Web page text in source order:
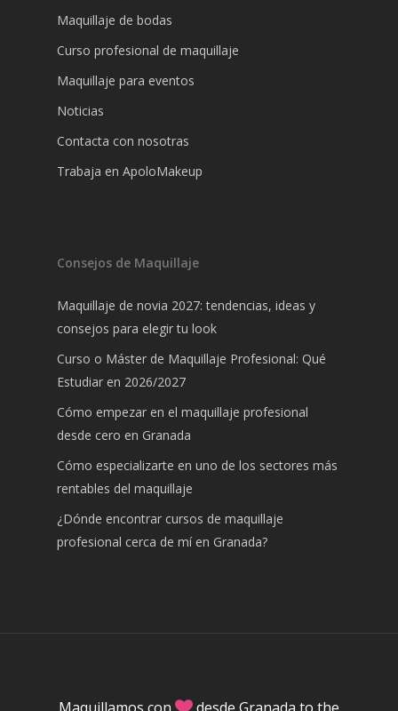
Maquillaje de bodas
Curso profesional de maquillaje
Maquillaje para eventos
Noticias
Contacta con nosotras
Trabaja en ApoloMakeup
Consejos de Maquillaje
Maquillaje de novia 2027: tendencias, ideas y
consejos para elegir tu look
Curso o Máster de Maquillaje Profesional: Qué
Estudiar en 2026/2027
Cómo empezar en el maquillaje profesional
desde cero en Granada
Cómo especializarte en uno de los sectores más
rentables del maquillaje
¿Dónde encontrar cursos de maquillaje
profesional cerca de mí en Granada?